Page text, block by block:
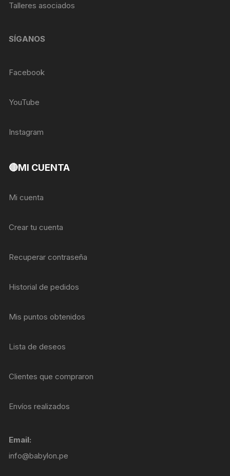
Talleres asociados
SÍGANOS
Facebook
YouTube
Instagram
🔴MI CUENTA
Mi cuenta
Crear tu cuenta
Recuperar contraseña
Historial de pedidos
Mis puntos obtenidos
Lista de deseos
Clientes que compraron
Envíos realizados
Email:
info@babylon.pe